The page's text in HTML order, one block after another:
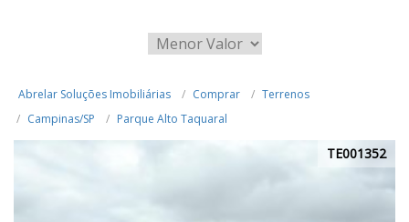
Abrelar Soluções Imobiliárias Comprar
Terrenos
Campinas/SP
Parque Alto Taquaral
TE001352